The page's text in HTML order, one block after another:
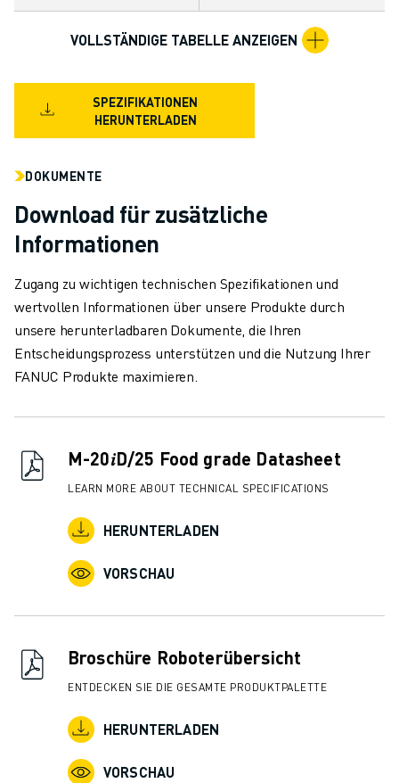
TECHNISCHE FERNUNTERSTÜTZUNG
ERSATZTEILE
DIGITALE SERVICE TOOLS
E-STORE
DOWNLOAD CENTER » MYFANUC
FANUC AKADEMIE
LÖSUNGEN FÜR DIE AUSBILDUNG
WORLDSKILLS & YOUNG TALENTS
NEWS & MEDIA
NEWS & MEDIA
EVENTS
BILDUNGSVERANSTALTUNGEN
ÜBER FANUC
UNSERE STANDORTE
NACHHALTIGKEIT
GESTALTEN SIE IHRE ZUKUNFT MIT FANUC
JETZT BEWERBEN » KARRIEREPORTAL
STANDORTE
VOLLSTÄNDIGE TABELLE ANZEIGEN
SPEZIFIKATIONEN
HERUNTERLADEN
DOKUMENTE
Download für zusätzliche
Informationen
Zugang zu wichtigen technischen Spezifikationen und
wertvollen Informationen über unsere Produkte durch
unsere herunterladbaren Dokumente, die Ihren
Entscheidungsprozess unterstützen und die Nutzung Ihrer
FANUC Produkte maximieren.
M-20𝑖D/25 Food grade Datasheet
LEARN MORE ABOUT TECHNICAL SPECIFICATIONS
HERUNTERLADEN
VORSCHAU
Broschüre Roboterübersicht
ENTDECKEN SIE DIE GESAMTE PRODUKTPALETTE
HERUNTERLADEN
VORSCHAU